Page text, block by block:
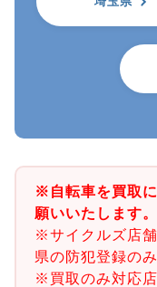
※自転車を買取
願いいたします。
※サイクルズ店
県の防犯登録の
※買取のみ対応